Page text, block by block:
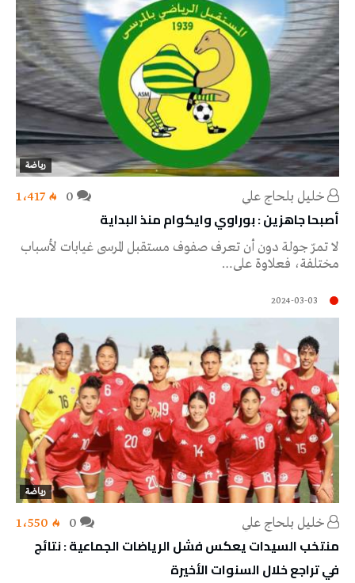
رياضة
خليل‭ ‬بلحاج‭ ‬علي 1٬417
أصبحا جاهزين : بوراوي وايكوام منذ البداية
لا تمرّ جولة دون أن تعرف صفوف مستقبل المرسى غيابات لأسباب
مختلفة، فعلاوة على…
2024-03-03
رياضة
خليل‭ ‬بلحاج‭ ‬علي 1٬550
منتخب السيدات يعكس فشل الرياضات الجماعية : نتائج
في تراجع خلال السنوات الأخيرة